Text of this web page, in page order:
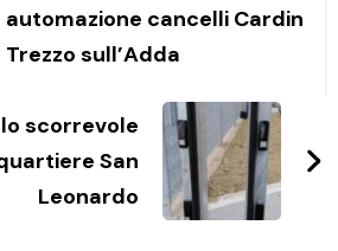
automazione cancelli Cardin
Trezzo sull’Adda
scorrevole
San
Leonardo